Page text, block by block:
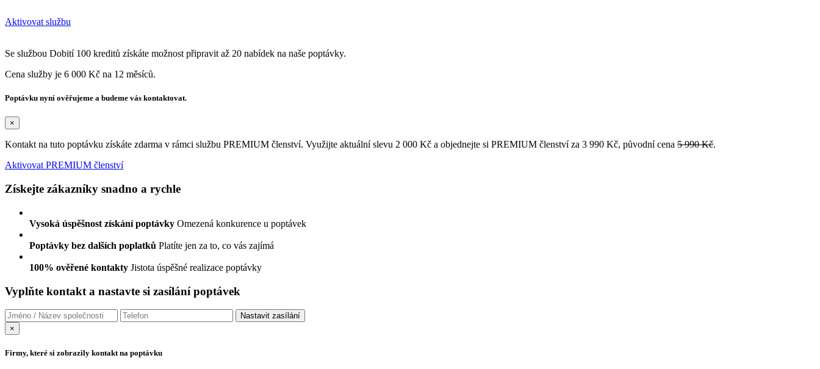
Aktivovat službu
Se službou Dobití 100 kreditů získáte možnost připravit až 20 nabídek na naše poptávky.
Cena služby je 6 000 Kč na 12 měsíců.
Poptávku nyní ověřujeme a budeme vás kontaktovat.
×
Kontakt na tuto poptávku získáte zdarma v rámci službu PREMIUM členství. Využijte aktuální slevu 2 000 Kč a objednejte si PREMIUM členství za 3 990 Kč, původní cena 5 990 Kč.
Aktivovat PREMIUM členství
Získejte zákazníky snadno a rychle
Vysoká úspěšnost získání poptávky Omezená konkurence u poptávek
Poptávky bez dalších poplatků Platíte jen za to, co vás zajímá
100% ověřené kontakty Jistota úspěšné realizace poptávky
Vyplňte kontakt a nastavte si zasílání poptávek
×
Firmy, které si zobrazily kontakt na poptávku